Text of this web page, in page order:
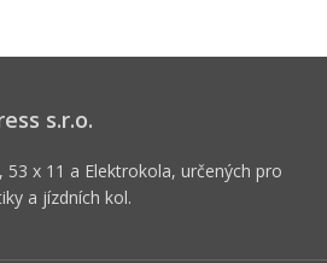
s.r.o.
53 x 11 a Elektrokola, určených pro
a jízdních kol.